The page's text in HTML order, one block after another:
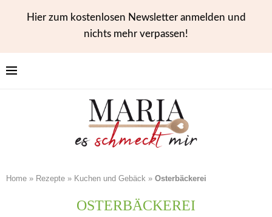
Hier zum kostenlosen Newsletter anmelden und
nichts mehr verpassen!
Home » Rezepte » Kuchen und Gebäck » Osterbäckerei
OSTERBÄCKEREI